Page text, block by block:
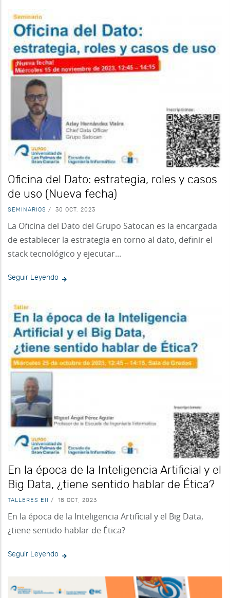
Oficina del Dato: estrategia, roles y casos
de uso (Nueva fecha)
SEMINARIOS / 30 OCT, 2023
La Oficina del Dato del Grupo Satocan es la encargada
de establecer la estrategia en torno al dato, definir el
stack tecnológico y ejecutar...
Seguir Leyendo
En la época de la Inteligencia Artificial y el
Big Data, ¿tiene sentido hablar de Ética?
TALLERES EII / 18 OCT, 2023
En la época de la Inteligencia Artificial y el Big Data,
¿tiene sentido hablar de Ética?
Seguir Leyendo